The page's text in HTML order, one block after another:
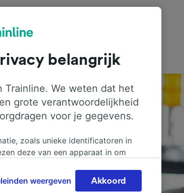
belangrijk
We weten dat het
grote verantwoordelijkheid
voor je gegevens.
zoals unieke identificatoren in
deze van een apparaat in om
valt ook je recht om
er voor de verwerking een beroep
weergeven Akkoord